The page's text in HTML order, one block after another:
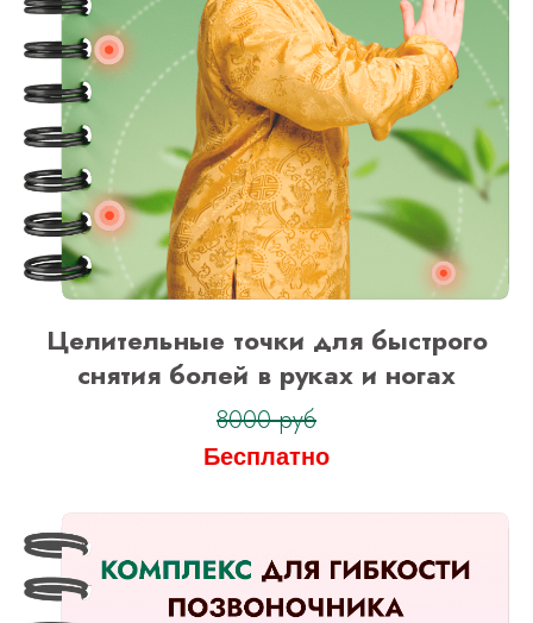
Целительные точки для быстрого
снятия болей в руках и ногах
8000 руб
Бесплатно